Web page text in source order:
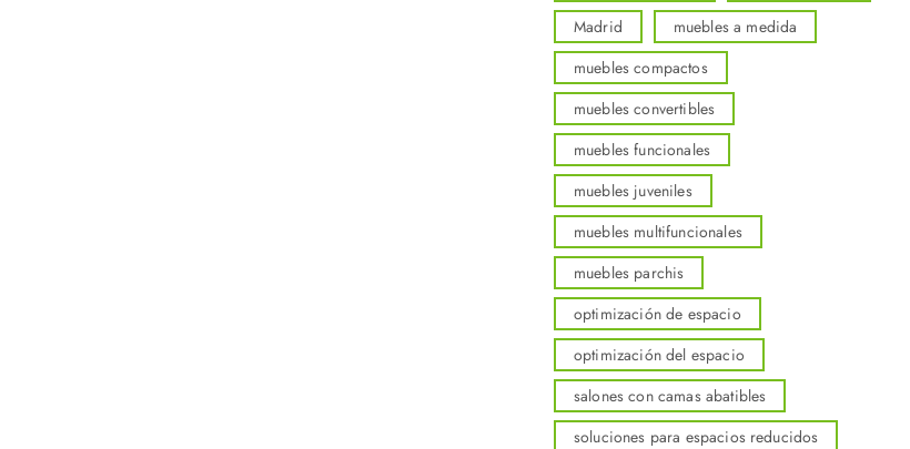
Madrid
muebles a medida
muebles compactos
muebles convertibles
muebles funcionales
muebles juveniles
muebles multifuncionales
muebles parchis
optimización de espacio
optimización del espacio
salones con camas abatibles
soluciones para espacios reducidos